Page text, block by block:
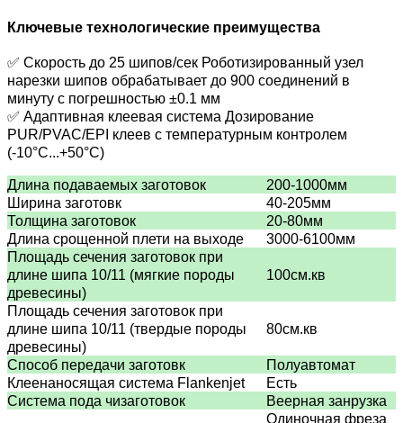
Ключевые технологические преимущества
✅ Скорость до 25 шипов/сек Роботизированный узел
нарезки шипов обрабатывает до 900 соединений в
минуту с погрешностью ±0.1 мм
✅ Адаптивная клеевая система Дозирование
PUR/PVAC/EPI клеев с температурным контролем
(-10°C...+50°C)
Длина подаваемых заготовок
200-1000мм
Ширина заготовк
40-205мм
Толщина заготовок
20-80мм
Длина срощенной плети на выходе
3000-6100мм
Площадь сечения заготовок при
длине шипа 10/11 (мягкие породы
древесины)
100см.кв
Площадь сечения заготовок при
длине шипа 10/11 (твердые породы
древесины)
80см.кв
Способ передачи заготовк
Полуавтомат
Клеенаносящая система Flankenjet
Есть
Система пода чизаготовок
Веерная занрузка
Одиночная фреза